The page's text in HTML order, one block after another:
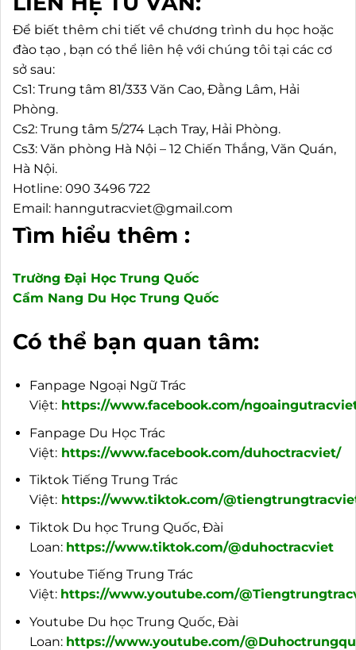
Để biết thêm chi tiết về chương trình du học hoặc
đào tạo , bạn có thể liên hệ với chúng tôi tại các cơ
sở sau:
Cs1: Trung tâm 81/333 Văn Cao, Đằng Lâm, Hải
Phòng.
Cs2: Trung tâm 5/274 Lạch Tray, Hải Phòng.
Cs3: Văn phòng Hà Nội – 12 Chiến Thắng, Văn Quán,
Hà Nội.
Hotline: 090 3496 722
Email: hanngutracviet@gmail.com
Tìm hiểu thêm :
Trường Đại Học Trung Quốc
Cẩm Nang Du Học Trung Quốc
Có thể bạn quan tâm:
Fanpage Ngoại Ngữ Trác
Việt: https://www.facebook.com/
Fanpage Du Học Trác
Việt:https://www.facebook.com/duhoctracviet/
Tiktok Tiếng Trung Trác
Việt: https://www.tiktok.com/
Tiktok Du học Trung Quốc, Đài
Loan: https://www.tiktok.com/@duhoctracviet
Youtube Tiếng Trung Trác
Việt: https://www.youtube.com/
Youtube Du học Trung Quốc, Đài
Loan: https://www.youtube.com/